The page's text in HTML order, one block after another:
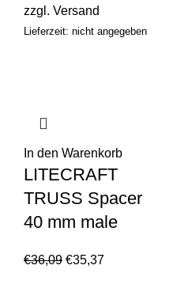
zzgl. Versand
Lieferzeit: nicht angegeben
In den Warenkorb
LITECRAFT
TRUSS Spacer
40 mm male
€36,09 €35,37